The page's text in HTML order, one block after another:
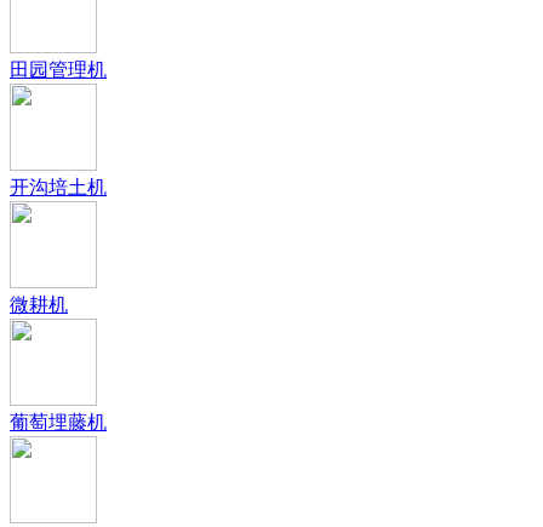
田园管理机
开沟培土机
微耕机
葡萄埋藤机